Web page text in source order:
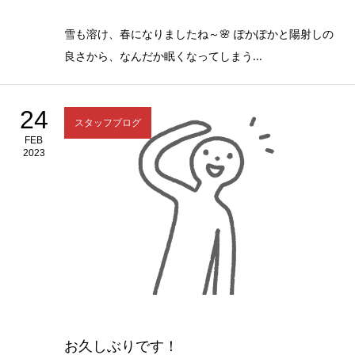
雪も溶け、春になりましたね～🌸 ぽかぽかと陽射しの
良さから、なんだか眠くなってしまう...
24
FEB
2023
スタッフブログ
お久しぶりです！